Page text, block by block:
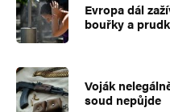
Evropa dál
bouřky a
Voják
soud nepůjde